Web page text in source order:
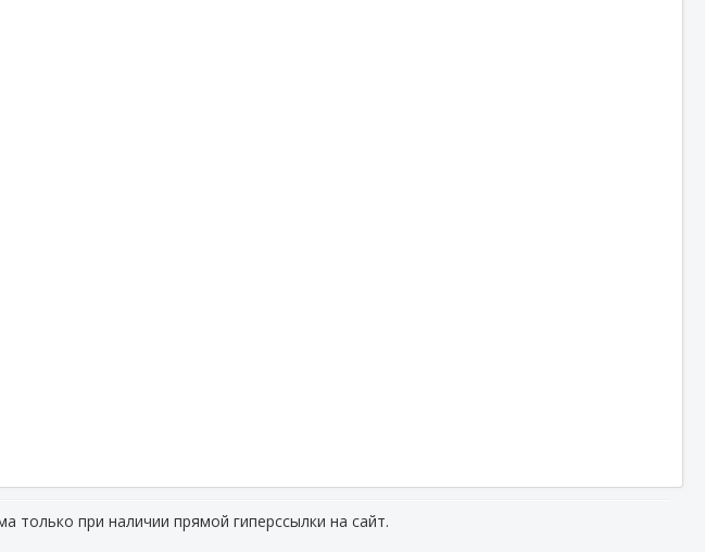
только при наличии прямой гиперссылки на сайт.